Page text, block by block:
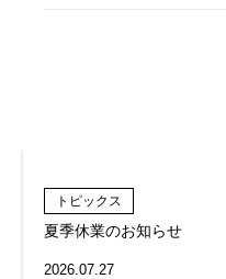
トピックス
夏季休業のお知らせ
2026.07.27